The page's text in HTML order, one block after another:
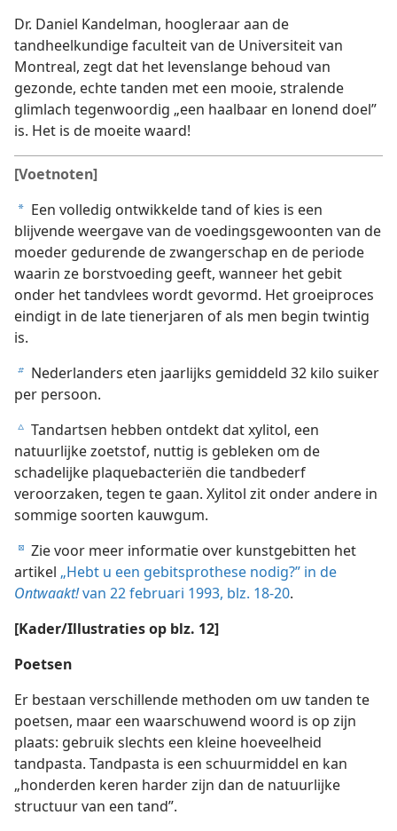
Dr. Daniel Kandelman, hoogleraar aan de
tandheelkundige faculteit van de Universiteit van
Montreal, zegt dat het levenslange behoud van
gezonde, echte tanden met een mooie, stralende
glimlach tegenwoordig „een haalbaar en lonend doel”
is. Het is de moeite waard!
[Voetnoten]
a Een volledig ontwikkelde tand of kies is een
blijvende weergave van de voedingsgewoonten van de
moeder gedurende de zwangerschap en de periode
waarin ze borstvoeding geeft, wanneer het gebit
onder het tandvlees wordt gevormd. Het groeiproces
eindigt in de late tienerjaren of als men begin twintig
is.
b Nederlanders eten jaarlijks gemiddeld 32 kilo suiker
per persoon.
c Tandartsen hebben ontdekt dat xylitol, een
natuurlijke zoetstof, nuttig is gebleken om de
schadelijke plaquebacteriën die tandbederf
veroorzaken, tegen te gaan. Xylitol zit onder andere in
sommige soorten kauwgum.
d Zie voor meer informatie over kunstgebitten het
artikel „Hebt u een gebitsprothese nodig?” in de
Ontwaakt!van 22 februari 1993, blz. 18-20.
[Kader/Illustraties op blz. 12]
Poetsen
Er bestaan verschillende methoden om uw tanden te
poetsen, maar een waarschuwend woord is op zijn
plaats: gebruik slechts een kleine hoeveelheid
tandpasta. Tandpasta is een schuurmiddel en kan
„honderden keren harder zijn dan de natuurlijke
structuur van een tand”.